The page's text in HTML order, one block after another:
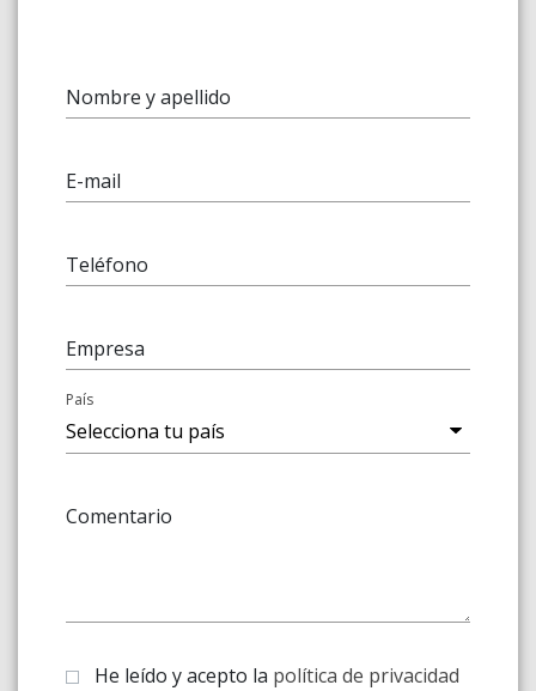
Nombre y apellido
E-mail
Teléfono
Empresa
País
Comentario
He leído y acepto la política de privacidad